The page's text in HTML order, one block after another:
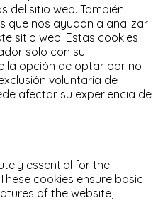
del sitio web. También
que nos ayudan a analizar
sitio web. Estas cookies
solo con su
la opción de optar por no
voluntaria de
afectar su experiencia de
essential for the
cookies ensure basic
of the website,